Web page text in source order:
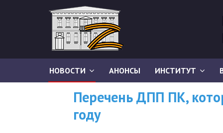
НОВОСТИ АНОНСЫ ИНСТИТУТ
Перечень ДПП ПК,
году